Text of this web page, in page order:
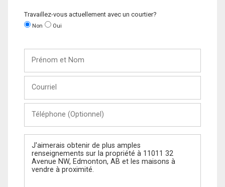
Travaillez-vous actuellement avec un courtier?
Non Oui
Nom
(Optionnel)
Message